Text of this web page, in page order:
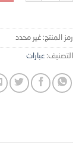
رمز المنتج: غير محدد
التصنيف: عبارات